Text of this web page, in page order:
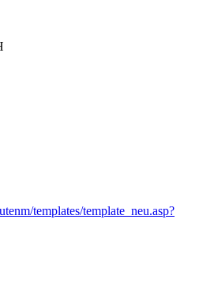
templates/template_neu.asp?